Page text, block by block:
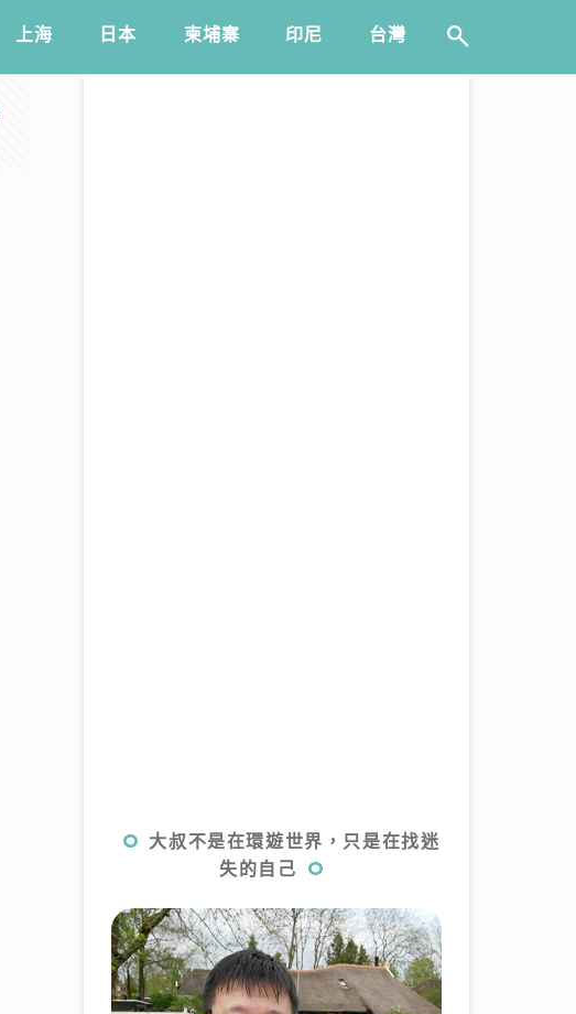
上海 日本 ️柬埔寨 印尼 台灣
大叔不是在環遊世界，只是在找迷
失的自己